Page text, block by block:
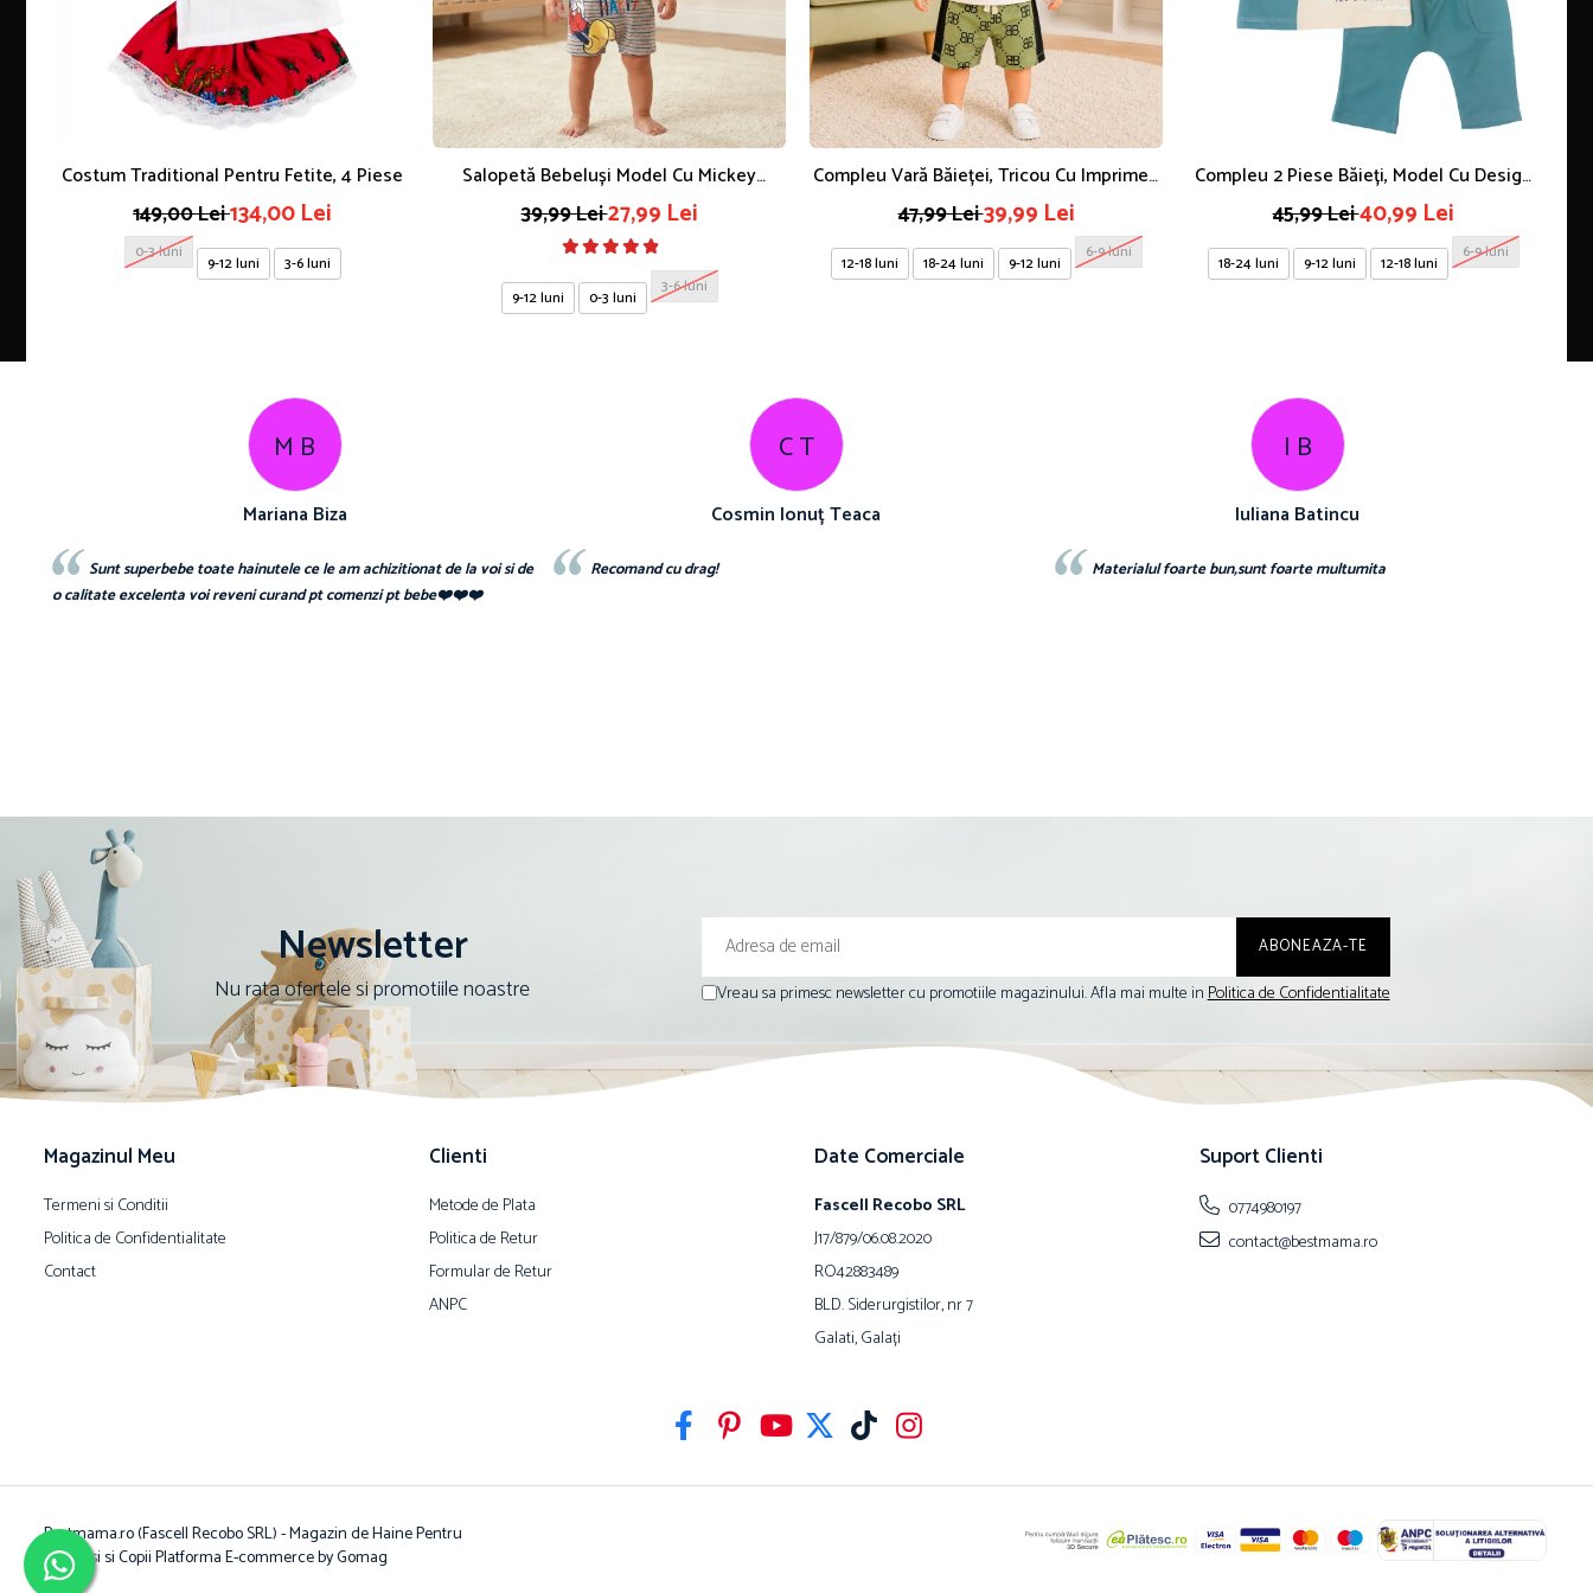
Costum Traditional Pentru Fetite, 4 Piese
149,00 Lei134,00 Lei
0-3 luni
9-12 luni 3-6 luni
Salopetă Bebeluși Model Cu Mickey
Mouse
39,99 Lei27,99 Lei
9-12 luni 0-3 luni
3-6 luni
Compleu Vară Băieței, Tricou Cu Imprimeu
Teddy Cool, Șort Cu Model Grafic
47,99 Lei39,99 Lei
12-18 luni 18-24 luni 9-12 luni
6-9 luni
Compleu 2 Piese Băieți, Model Cu Design
Nautic, Vernil/ Bej
45,99 Lei40,99 Lei
18-24 luni 9-12 luni 12-18 luni
6-9 luni
M B
Mariana Biza
Sunt superbebe toate hainutele ce le am achizitionat de la voi si de
o calitate excelenta voi reveni curand pt comenzi pt bebe❤️❤️❤️
C T
Cosmin Ionuț Teaca
Recomand cu drag!
I B
Iuliana Batincu
Materialul foarte bun,sunt foarte multumita
Newsletter
Nu rata ofertele si promotiile noastre Vreau sa primesc newsletter cu promotiile magazinului. Afla mai multe inPolitica de Confidentialitate
Magazinul Meu
Termeni si Conditii
Politica de Confidentialitate
Contact
Clienti
Metode de Plata
Politica de Retur
Formular de Retur
ANPC
Date Comerciale
Fascell Recobo SRL
J17/879/06.08.2020
RO42883489
BLD. Siderurgistilor, nr 7
Galati, Galați
Suport Clienti
0774980197
contact@bestmama.ro
Bestmama.ro (Fascell Recobo SRL) - Magazin de Haine Pentru
Bebelusi si CopiiPlatforma E-commerce by Gomag